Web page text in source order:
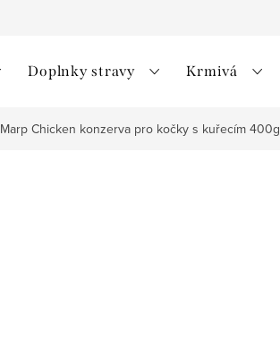
Doplnky stravy Krmivá
Marp Chicken konzerva pro kočky s kuřecím 400g